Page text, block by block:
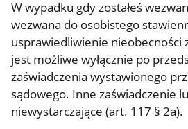
W wypadku gdy zostałeś
wezwana do osobistego
usprawiedliwienie nieobecności
jest możliwe wyłącznie po
zaświadczenia wystawionego
sądowego. Inne zaświadczenie
niewystarczające (art. 117 § 2a).